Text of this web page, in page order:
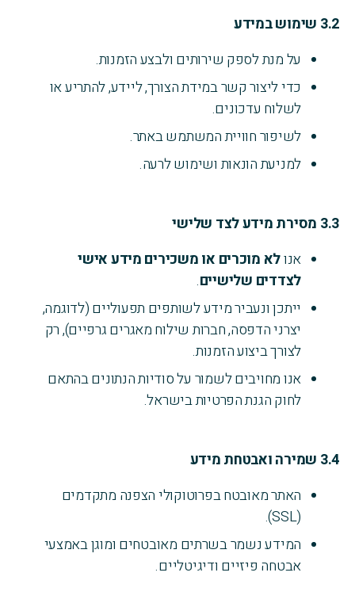
3.2 שימוש במידע
על מנת לספק שירותים ולבצע הזמנות.
כדי ליצור קשר במידת הצורך, ליידע, להתריע או
לשלוח עדכונים.
לשיפור חוויית המשתמש באתר.
למניעת הונאות ושימוש לרעה.
3.3 מסירת מידע לצד שלישי
אנולא מוכרים או משכירים מידע אישי
לצדדים שלישיים.
ייתכן ונעביר מידע לשותפים תפעוליים (לדוגמה,
יצרני הדפסה, חברות שילוח מאגרים גרפיים), רק
לצורך ביצוע הזמנות.
אנו מחויבים לשמור על סודיות הנתונים בהתאם
לחוק הגנת הפרטיות בישראל.
3.4 שמירה ואבטחת מידע
האתר מאובטח בפרוטוקולי הצפנה מתקדמים
(SSL).
המידע נשמר בשרתים מאובטחים ומוגן באמצעי
אבטחה פיזיים ודיגיטליים.